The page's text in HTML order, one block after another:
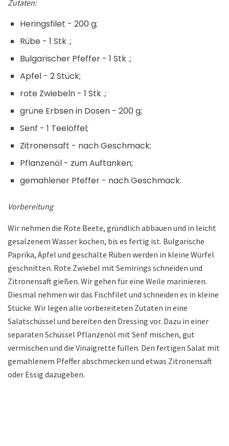
Zutaten:
Heringsfilet - 200 g;
Rübe - 1 Stk .;
Bulgarischer Pfeffer - 1 Stk .;
Apfel - 2 Stück;
rote Zwiebeln - 1 Stk .;
grüne Erbsen in Dosen - 200 g;
Senf - 1 Teelöffel;
Zitronensaft - nach Geschmack;
Pflanzenöl - zum Auftanken;
gemahlener Pfeffer - nach Geschmack.
Vorbereitung
Wir nehmen die Rote Beete, gründlich abbauen und in leicht
gesalzenem Wasser kochen, bis es fertig ist. Bulgarische
Paprika, Äpfel und geschälte Rüben werden in kleine Würfel
geschnitten. Rote Zwiebel mit Semirings schneiden und
Zitronensaft gießen. Wir gehen für eine Weile marinieren.
Diesmal nehmen wir das Fischfilet und schneiden es in kleine
Stücke. Wir legen alle vorbereiteten Zutaten in eine
Salatschüssel und bereiten den Dressing vor. Dazu in einer
separaten Schüssel Pflanzenöl mit Senf mischen, gut
vermischen und die Vinaigrette füllen. Den fertigen Salat mit
gemahlenem Pfeffer abschmecken und etwas Zitronensaft
oder Essig dazugeben.